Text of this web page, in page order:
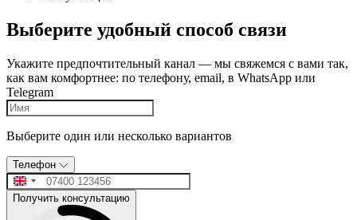
Выберите удобный способ связи
Укажите предпочтительный канал — мы свяжемся с вами так,
как вам комфортнее: по телефону, email, в WhatsApp или
Telegram
Выберите один или несколько вариантов
Телефон
Получить консультацию